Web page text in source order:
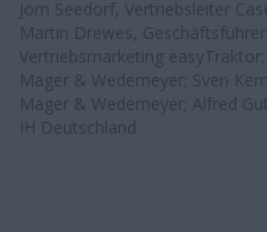
Jörn Seedorf, Vertriebsleiter
Martin Drewes,
Vertriebsmarketing
Mager & Wedemeyer; Sven
Mager & Wedemeyer; Alfred
IH Deutschland